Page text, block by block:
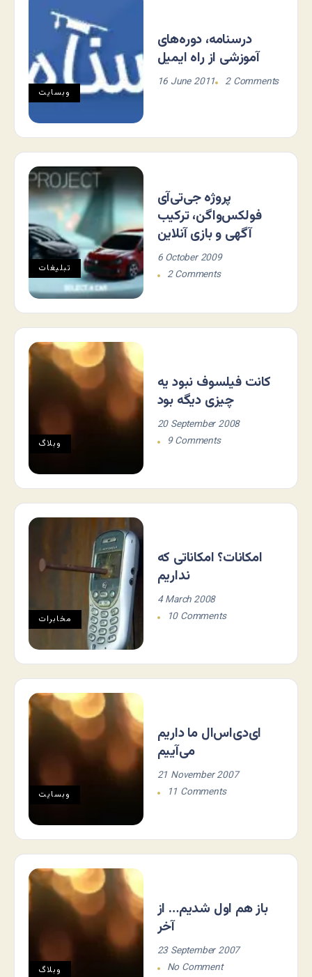
وبسایت
درسنامه، دوره‌های
آموزشی از راه ایمیل
16 June 2011 2 Comments
تبلیغات
پروژه جی‌تی‌آی
فولکس‌واگن، ترکیب
آگهی و بازی آنلاین
6 October 2009
2 Comments
وبلاگ
کانت فیلسوف نبود یه
چیزی دیگه بود
20 September 2008
9 Comments
مخابرات
امکانات؟ امکاناتی که
نداریم
4 March 2008
10 Comments
وبسایت
ای‌دی‌اس‌ال ما داریم
می‌آییم
21 November 2007
11 Comments
وبلاگ
باز هم اول شدیم… از
آخر
23 September 2007
No Comment